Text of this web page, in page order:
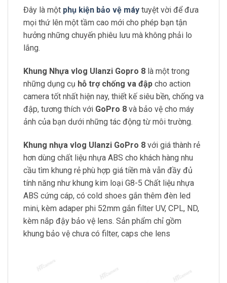
Đây là một phụ kiện bảo vệ máy tuyệt vời để đưa
mọi thứ lên một tầm cao mới cho phép bạn tận
hưởng những chuyến phiêu lưu mà không phải lo
lắng.
Khung Nhựa vlog Ulanzi Gopro 8 là một trong
những dụng cụ hỗ trợ chống va đập cho action
camera tốt nhất hiện nay, thiết kế siêu bền, chống va
đập, tương thích với GoPro 8 và bảo vệ cho máy
ảnh của bạn dưới những tác động từ môi trường.
Khung nhựa vlog Ulanzi GoPro 8 với giá thành rẻ
hơn dùng chất liệu nhựa ABS cho khách hàng nhu
cầu tìm khung rẻ phù hợp giá tiền mà vẫn đầy đủ
tính năng như khung kim loại G8-5 Chất liệu nhựa
ABS cứng cáp, có cold shoes gắn thêm đèn led
mini, kèm adaper phi 52mm gắn filter UV, CPL, ND,
kèm nắp đậy bảo vệ lens. Sản phẩm chỉ gồm
khung bảo vệ chưa có filter, caps che lens